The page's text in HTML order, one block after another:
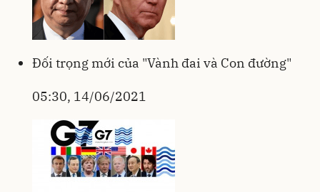
Đối trọng mới của "Vành đai và Con đường"
05:30, 14/06/2021